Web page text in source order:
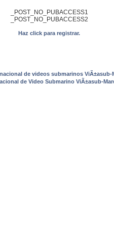
_POST_NO_PUBACCESS1
_POST_NO_PUBACCESS2
Haz click para registrar.
de videos submarinos ViÃ±asub-
de Video Submarino ViÃ±asub-